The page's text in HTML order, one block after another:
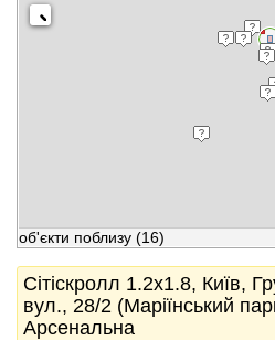
об'єкти поблизу (16)
Сітіскролл 1.2x1.8, Київ,
вул., 28/2 (Маріїнський
Арсенальна